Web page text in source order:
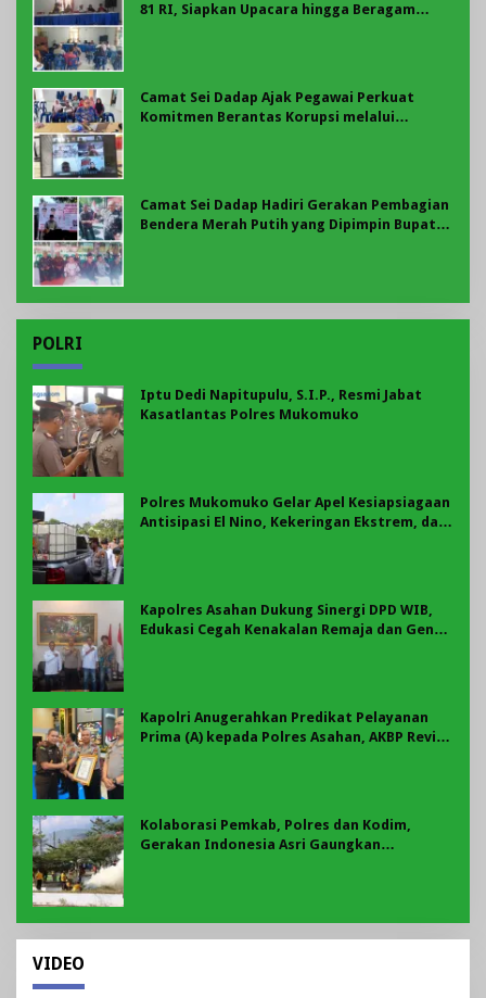
81 RI, Siapkan Upacara hingga Beragam
Camat Sei Dadap Ajak Pegawai Perkuat
Komitmen Berantas Korupsi melalui
Camat Sei Dadap Hadiri Gerakan Pembagian
Bendera Merah Putih yang Dipimpin Bupati
POLRI
Iptu Dedi Napitupulu, S.I.P., Resmi Jabat
Kasatlantas Polres Mukomuko
Polres Mukomuko Gelar Apel Kesiapsiagaan
Antisipasi El Nino, Kekeringan Ekstrem, dan
Kapolres Asahan Dukung Sinergi DPD WIB,
Edukasi Cegah Kenakalan Remaja dan Geng
Kapolri Anugerahkan Predikat Pelayanan
Prima (A) kepada Polres Asahan, AKBP Revi
Kolaborasi Pemkab, Polres dan Kodim,
Gerakan Indonesia Asri Gaungkan
VIDEO